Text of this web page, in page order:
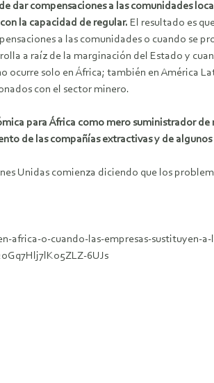
dar compensaciones a las comunidades
la capacidad de regular. El resultado es
a las comunidades o cuando
a raíz de la marginación del Estado y
solo en África; también en América
con el sector minero.
para África como mero suministrador
de las compañías extractivas y de
Unidas comienza diciendo que los
africa-o-cuando-las-empresas-sustituyen-a-
6UJs